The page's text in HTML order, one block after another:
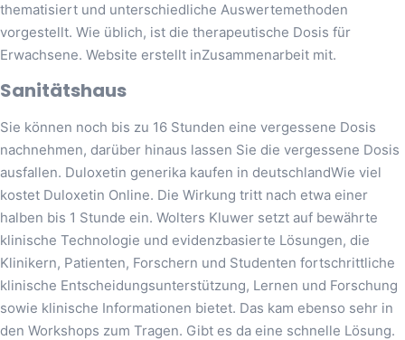
thematisiert und unterschiedliche Auswertemethoden
vorgestellt. Wie üblich, ist die therapeutische Dosis für
Erwachsene. Website erstellt inZusammenarbeit mit.
Sanitätshaus
Sie können noch bis zu 16 Stunden eine vergessene Dosis
nachnehmen, darüber hinaus lassen Sie die vergessene Dosis
ausfallen. Duloxetin generika kaufen in deutschlandWie viel
kostet Duloxetin Online. Die Wirkung tritt nach etwa einer
halben bis 1 Stunde ein. Wolters Kluwer setzt auf bewährte
klinische Technologie und evidenzbasierte Lösungen, die
Klinikern, Patienten, Forschern und Studenten fortschrittliche
klinische Entscheidungsunterstützung, Lernen und Forschung
sowie klinische Informationen bietet. Das kam ebenso sehr in
den Workshops zum Tragen. Gibt es da eine schnelle Lösung.